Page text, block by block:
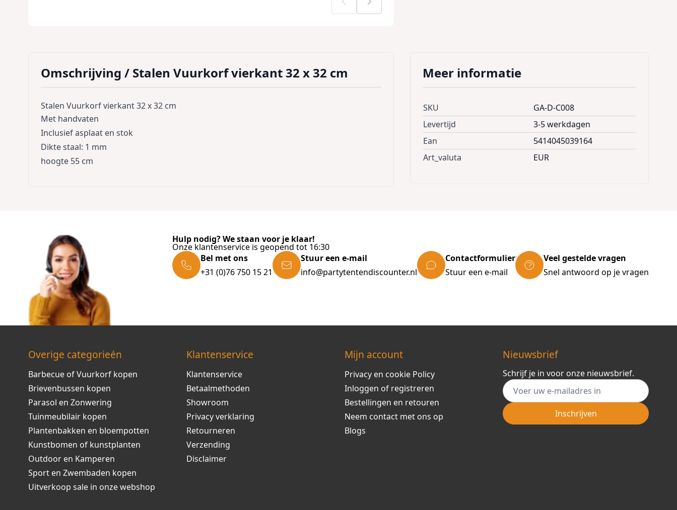
Omschrijving / Stalen Vuurkorf vierkant 32 x 32 cm
Stalen Vuurkorf vierkant 32 x 32 cm
Met handvaten
Inclusief asplaat en stok
Dikte staal: 1 mm
hoogte 55 cm
Meer informatie
SKU
GA-D-C008
Levertijd
3-5 werkdagen
Ean
5414045039164
Art_valuta
EUR
Hulp nodig? We staan voor je klaar!
Onze klantenservice is geopend tot 16:30
Bel met ons
+31 (0)76 750 15 21
Stuur een e-mail
info@partytentendiscounter.nl
Contactformulier
Stuur een e-mail
Veel gestelde vragen
Snel antwoord op je vragen
Overige categorieén
Barbecue of Vuurkorf kopen
Brievenbussen kopen
Parasol en Zonwering
Tuinmeubilair kopen
Plantenbakken en bloempotten
Kunstbomen of kunstplanten
Outdoor en Kamperen
Sport en Zwembaden kopen
Uitverkoop sale in onze webshop
Klantenservice
Klantenservice
Betaalmethoden
Showroom
Privacy verklaring
Retourneren
Verzending
Disclaimer
Mijn account
Privacy en cookie Policy
Inloggen of registreren
Bestellingen en retouren
Neem contact met ons op
Blogs
Nieuwsbrief
Schrijf je in voor onze nieuwsbrief.
E-mail adres
Inschrijven